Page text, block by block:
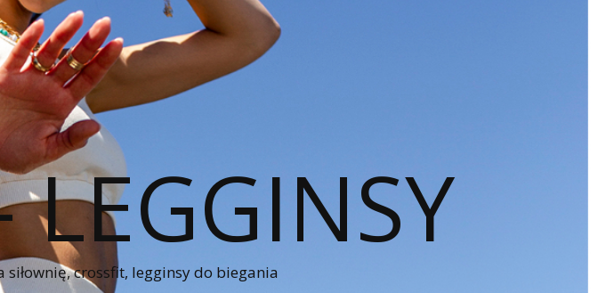
crossfit, legginsy do biegania